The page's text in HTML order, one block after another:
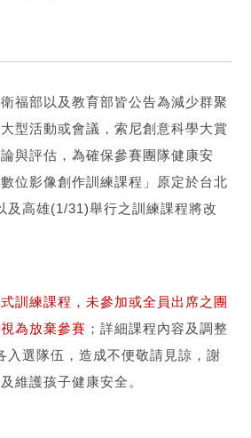
福部以及教育部皆公告為減少群聚
型活動或會議，索尼創意科學大賞
與評估，為確保參賽團隊健康安
位影像創作訓練課程」原定於台北
及高雄(1/31)舉行之訓練課程將改
訓練課程，未參加或全員出席之團
為放棄參賽 ；詳細課程內容及調整
入選隊伍，造成不便敬請見諒，謝
維護孩子健康安全。